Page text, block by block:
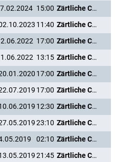
15:00
Zärtliche Chaoten II
11:40
Zärtliche Chaoten II
17:00
Zärtliche Chaoten II
13:15
Zärtliche Chaoten II
17:00
Zärtliche Chaoten II
17:00
Zärtliche Chaoten II
12:30
Zärtliche Chaoten II
23:10
Zärtliche Chaoten II
02:10
Zärtliche Chaoten II
21:45
Zärtliche Chaoten II